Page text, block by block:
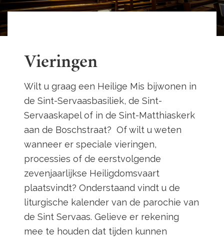
Vieringen
Wilt u graag een Heilige Mis bijwonen in
de Sint-Servaasbasiliek, de Sint-
Servaaskapel of in de Sint-Matthiaskerk
aan de Boschstraat? Of wilt u weten
wanneer er speciale vieringen,
processies of de eerstvolgende
zevenjaarlijkse Heiligdomsvaart
plaatsvindt? Onderstaand vindt u de
liturgische kalender van de parochie van
de Sint Servaas. Gelieve er rekening
mee te houden dat tijden kunnen